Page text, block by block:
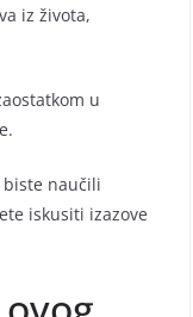
iz života,
u
naučili
iskusiti izazove